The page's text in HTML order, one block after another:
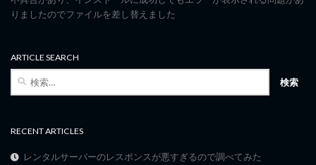
りましたのでファイルを差し替えました
ARTICLE SEARCH
検
RECENT ARTICLES
レンタルサーバーのレスポンスが悪すぎるので調べてみた